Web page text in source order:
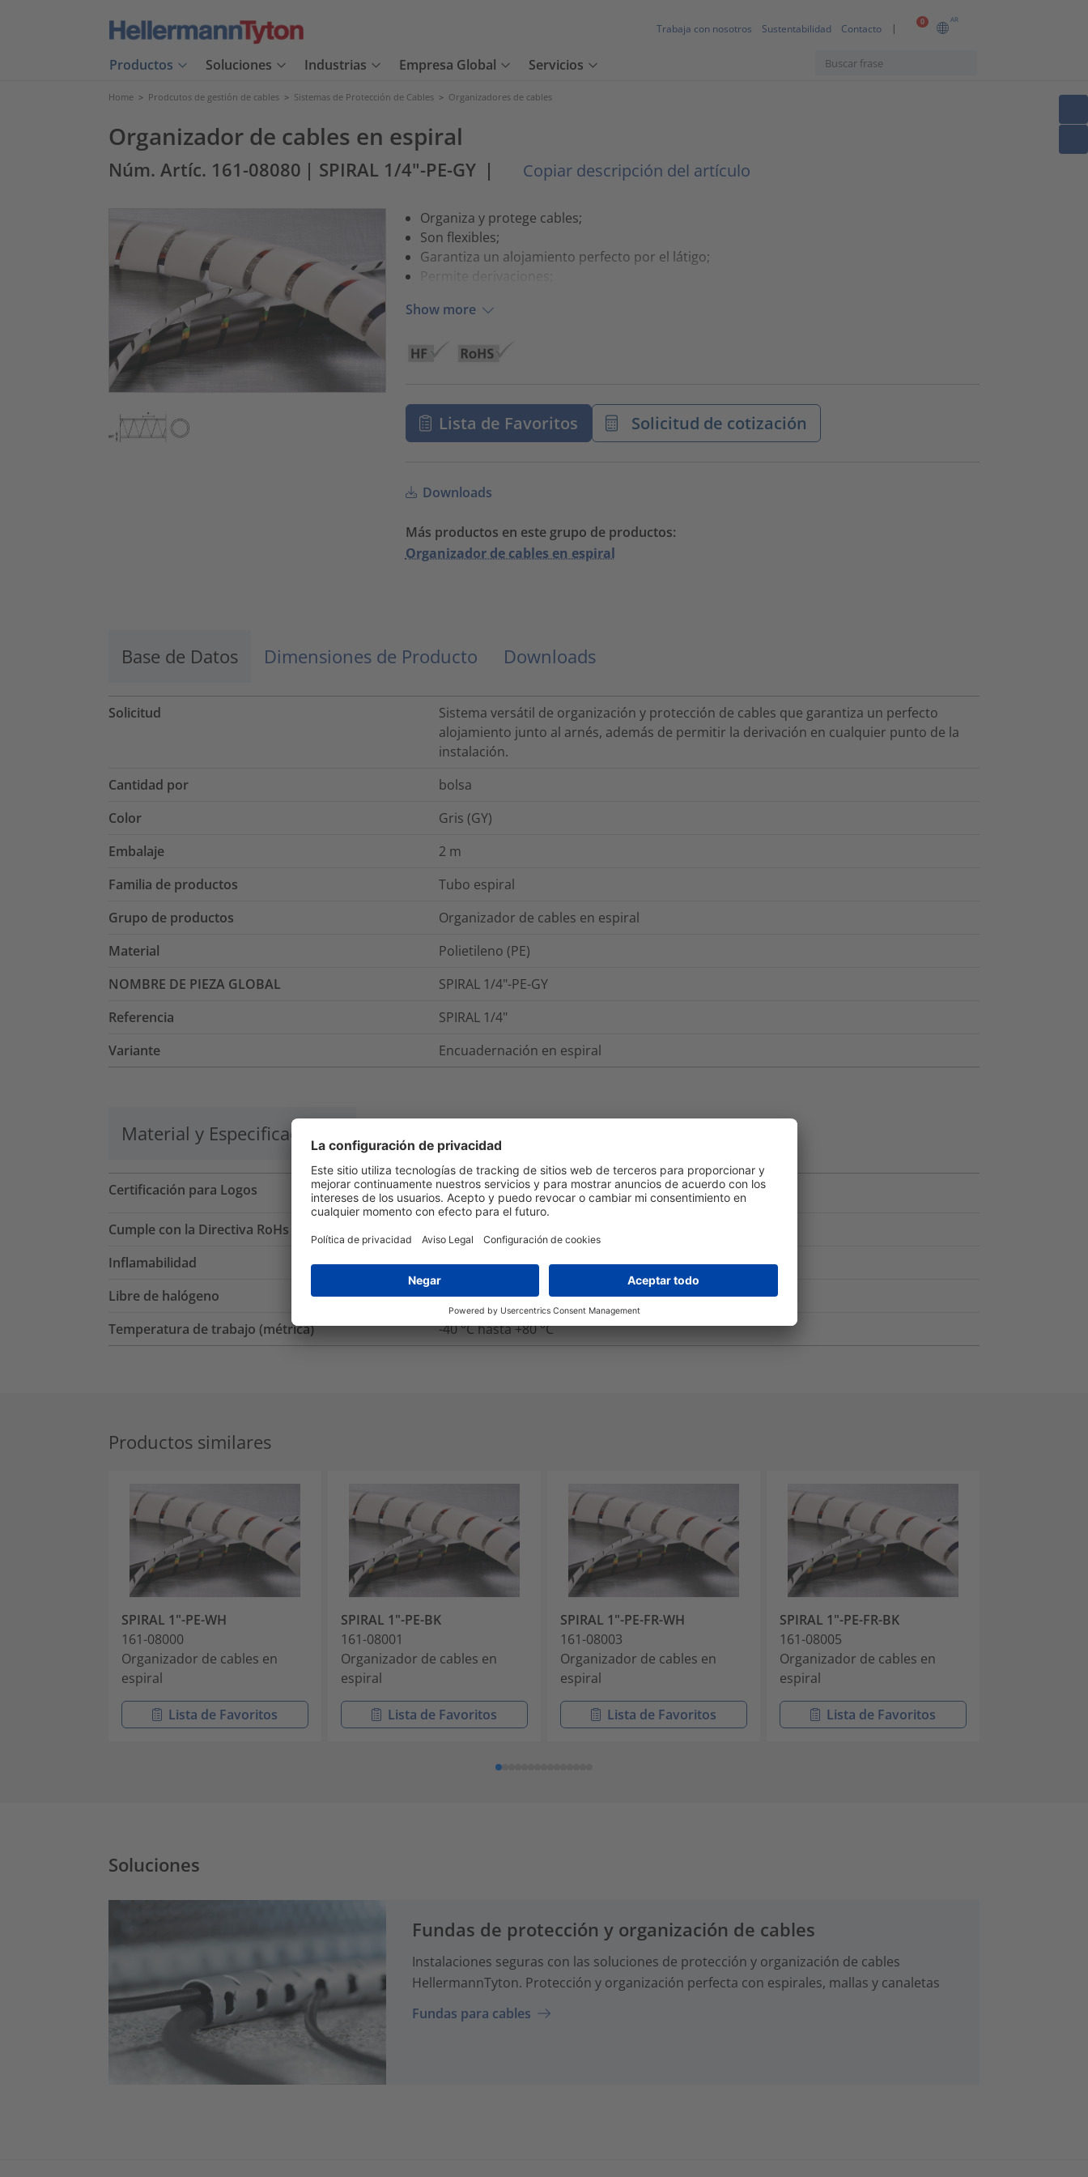
0 AR
Trabaja con nosotros Sustentabilidad Contacto
Productos Soluciones Industrias Empresa Global Servicios
Home > Prodcutos de gestión de cables > Sistemas de Protección de Cables > Organizadores de cables
Organizador de cables en espiral
Núm. Artíc. 161-08080 | SPIRAL 1/4"-PE-GY | Copiar descripción del artículo
Organiza y protege cables;
Son flexibles;
Garantiza un alojamiento perfecto por el látigo;
Permite derivaciones;
Show more
Lista de Favoritos Solicitud de cotización
Downloads
Más productos en este grupo de productos:
Organizador de cables en espiral
Base de Datos Dimensiones de Producto Downloads
Solicitud
Sistema versátil de organización y protección de cables que garantiza un perfecto
alojamiento junto al arnés, además de permitir la derivación en cualquier punto de la
instalación.
Cantidad por
bolsa
Color
Gris (GY)
Embalaje
2 m
Familia de productos
Tubo espiral
Grupo de productos
Organizador de cables en espiral
Material
Polietileno (PE)
NOMBRE DE PIEZA GLOBAL
SPIRAL 1/4"-PE-GY
Referencia
SPIRAL 1/4"
Variante
Encuadernación en espiral
Material y Especificaciones Embalaje y Logística
Certificación para Logos
Cumple con la Directiva RoHs
Inflamabilidad
UL 94 HB
Libre de halógeno
Si
Temperatura de trabajo (métrica)
-40 °C hasta +80 °C
Productos similares
SPIRAL 1"-PE-WH
161-08000
Organizador de cables en
espiral
Lista de Favoritos
SPIRAL 1"-PE-BK
161-08001
Organizador de cables en
espiral
Lista de Favoritos
SPIRAL 1"-PE-FR-WH
161-08003
Organizador de cables en
espiral
Lista de Favoritos
SPIRAL 1"-PE-FR-BK
161-08005
Organizador de cables en
espiral
Lista de Favoritos
Soluciones
Fundas de protección y organización de cables
Instalaciones seguras con las soluciones de protección y organización de cables
HellermannTyton. Protección y organización perfecta con espirales, mallas y canaletas
Fundas para cables